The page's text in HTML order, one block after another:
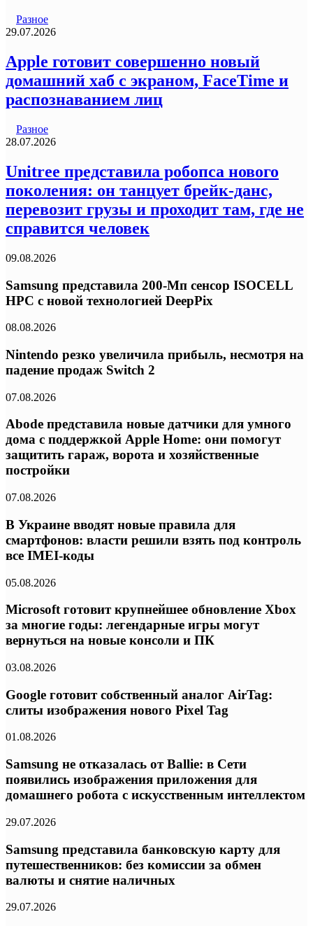
Разное
29.07.2026
Apple готовит совершенно новый
домашний хаб с экраном, FaceTime и
распознаванием лиц
Разное
28.07.2026
Unitree представила робопса нового
поколения: он танцует брейк-данс,
перевозит грузы и проходит там, где не
справится человек
09.08.2026
Samsung представила 200-Мп сенсор ISOCELL
HPC с новой технологией DeepPix
08.08.2026
Nintendo резко увеличила прибыль, несмотря на
падение продаж Switch 2
07.08.2026
Abode представила новые датчики для умного
дома с поддержкой Apple Home: они помогут
защитить гараж, ворота и хозяйственные
постройки
07.08.2026
В Украине вводят новые правила для
смартфонов: власти решили взять под контроль
все IMEI-коды
05.08.2026
Microsoft готовит крупнейшее обновление Xbox
за многие годы: легендарные игры могут
вернуться на новые консоли и ПК
03.08.2026
Google готовит собственный аналог AirTag:
слиты изображения нового Pixel Tag
01.08.2026
Samsung не отказалась от Ballie: в Сети
появились изображения приложения для
домашнего робота с искусственным интеллектом
29.07.2026
Samsung представила банковскую карту для
путешественников: без комиссии за обмен
валюты и снятие наличных
29.07.2026